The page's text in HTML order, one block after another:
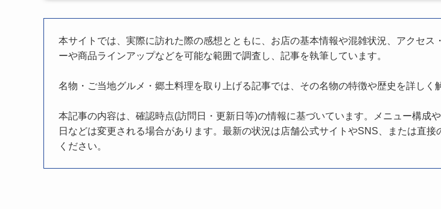
本サイトでは、実際に訪れた際の感想とともに、お店の基本情報や混雑状況、アクセス
ーや商品ラインアップなどを可能な範囲で調査し、記事を執筆しています。
名物・ご当地グルメ・郷土料理を取り上げる記事では、その名物の特徴や歴史を詳しく
本記事の内容は、確認時点(訪問日・更新日等)の情報に基づいています。メニュー構成
日などは変更される場合があります。最新の状況は店舗公式サイトやSNS、または直接
ください。